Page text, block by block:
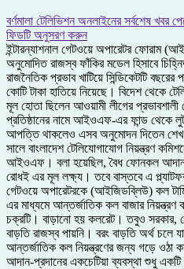
বর্ণমালা টেলিভিশন অনলাইনের সর্বশেষ
ফিডটি অনুসরণ করুন
ইন্টারন্যাশনাল গেটওয়ে অপারেটর ফোরাম
অনুমোদিত রাজস্ব ফাঁকির মডেল হিসাবে
রাজনৈতিক প্রভাব খাটিয়ে সিন্ডিকেটটি
কোটি টাকা হাতিয়ে নিয়েছে। বিদেশ থেকে
মূল হোতা ছিলেন আওয়ামী লীগের
প্রতিষ্ঠানের নামে আইওএফ-এর ফান্ড থেকে
আপত্তি থাকলেও এসব অনুমোদন দিতেন শেখ
সালে বাংলাদেশ টেলিযোগাযোগ নিয়ন্ত্রণ
আইওএফ। বলা হয়েছিল, বৈধ ফোনকল
রোধই এর মূল লক্ষ্য। তবে বাস্তবে এ
গেটওয়ে অপারেটরকে (আইজিডব্লিউ) কল
এর মাধ্যমে আন্তর্জাতিক কল বাজার নিয়ন্ত্রণ
চক্রটি। বাড়ানো হয় কলরেট। তবুও সরকার,
বাড়তি রাজস্ব পায়নি। বরং বাড়তি অর্থ চলে
আন্তর্জাতিক কল নিয়ন্ত্রণের জন্য গড়ে ওঠা
আদান-প্রদানের একচেটিয়া ব্যবস্থা শুধু একটি